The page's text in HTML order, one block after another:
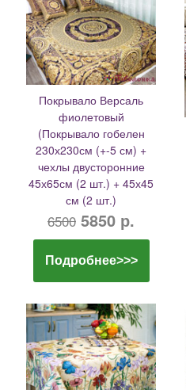
Покрывало Версаль
фиолетовый
(Покрывало гобелен
230х230см (+-5 см) +
чехлы двусторонние
45х65см (2 шт.) + 45х45
см (2 шт.)
6500 5850 р.
Подробнее>>>